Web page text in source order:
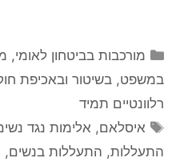
קטגוריות
מורכבות בביטחון לאומי,
במשפט, בשיטור ובאכיפת
רלוונטיים תמיד
תגיות
איסלאם, אלימות נגד
התעללות, התעללות בנשים,